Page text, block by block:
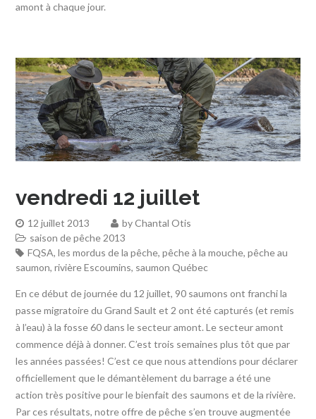
amont à chaque jour.
vendredi 12 juillet
12 juillet 2013 byChantal Otis
saison de pêche 2013
FQSA,les mordus de la pêche,pêche à la mouche,pêche au
saumon,rivière Escoumins, saumon Québec
En ce début de journée du 12 juillet, 90 saumons ont franchi la
passe migratoire du Grand Sault et 2 ont été capturés (et remis
à l’eau) à la fosse 60 dans le secteur amont. Le secteur amont
commence déjà à donner. C’est trois semaines plus tôt que par
les années passées! C’est ce que nous attendions pour déclarer
officiellement que le démantèlement du barrage a été une
action très positive pour le bienfait des saumons et de la rivière.
Par ces résultats, notre offre de pêche s’en trouve augmentée